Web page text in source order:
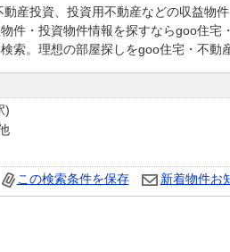
産投資、投資用不動産などの収益物
件・投資物件情報を探すならgoo住宅
索。理想の部屋探しをgoo住宅・不動
)
この検索条件を保存 新着物件お